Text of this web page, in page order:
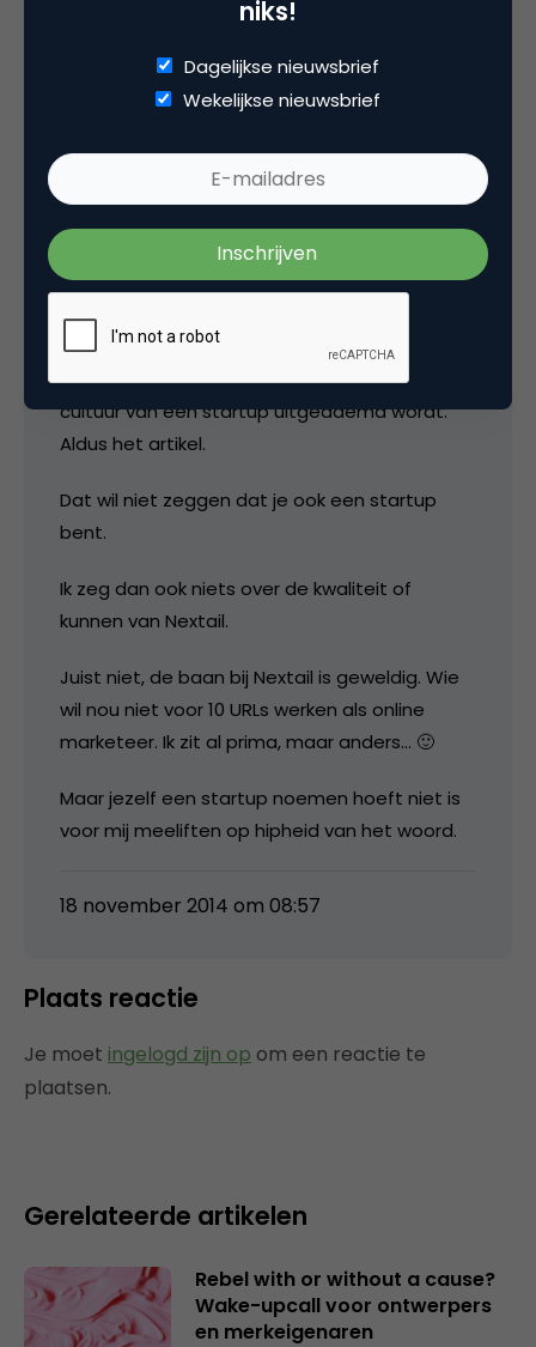
18 november 2014 om 08:15
Mike van Hoenselaar
Het stuk waar startup aangehaald gelezen.
Vind nog steeds hetzelfde.
Nextail heeft een prachtig omgeving waar de
cultuur van een startup uitgeademd wordt.
Aldus het artikel.
Dat wil niet zeggen dat je ook een startup
bent.
Ik zeg dan ook niets over de kwaliteit of
kunnen van Nextail.
Juist niet, de baan bij Nextail is geweldig. Wie
wil nou niet voor 10 URLs werken als online
marketeer. Ik zit al prima, maar anders… 🙂
Maar jezelf een startup noemen hoeft niet is
voor mij meeliften op hipheid van het woord.
18 november 2014 om 08:57
Plaats reactie
Je moet ingelogd zijn op om een reactie te
plaatsen.
Gerelateerde artikelen
Rebel with or without a cause?
Wake-upcall voor ontwerpers
en merkeigenaren
niks!
Dagelijkse nieuwsbrief
Wekelijkse nieuwsbrief